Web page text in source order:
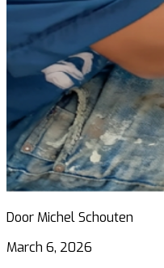
Door Michel Schouten
March 6, 2026